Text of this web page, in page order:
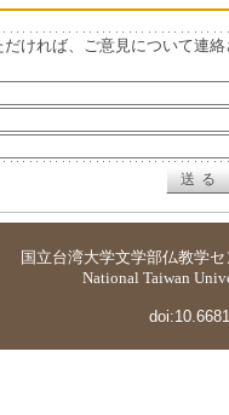
ければ、ご意見について連
国立台湾大学文学部仏教学セ
National Taiwan